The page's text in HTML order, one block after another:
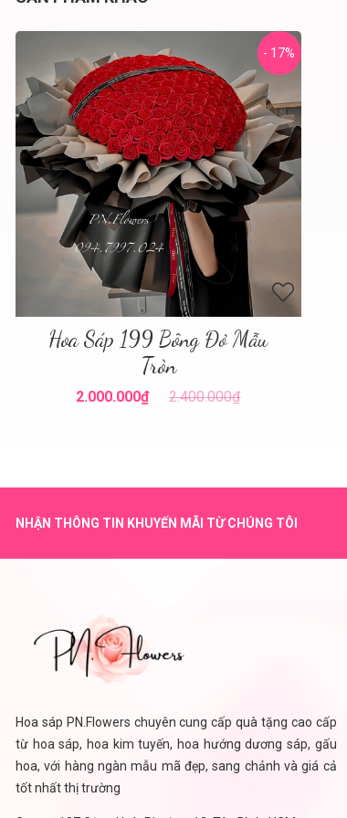
- 17%
Hoa Sáp 199 Bông Đỏ Mẫu
Tròn
2.000.000₫ 2.400.000₫
NHẬN THÔNG TIN KHUYẾN MÃI TỪ CHÚNG TÔI
Hoa sáp PN.Flowers chuyên cung cấp quà tặng cao cấp
từ hoa sáp, hoa kim tuyến, hoa hướng dương sáp, gấu
hoa, với hàng ngàn mẫu mã đẹp, sang chảnh và giá cả
tốt nhất thị trường